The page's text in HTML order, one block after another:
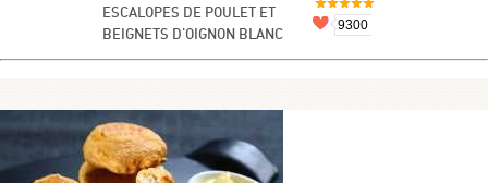
ESCALOPES DE POULET ET
BEIGNETS D'OIGNON BLANC
9300